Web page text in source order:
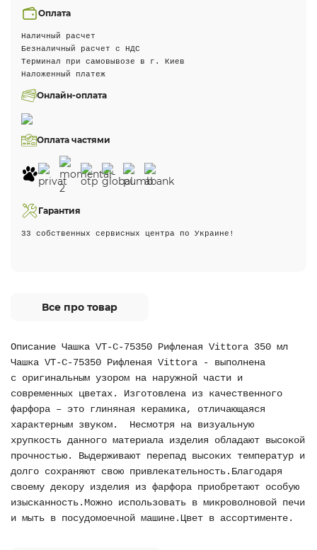
Оплата
Наличный расчет
Безналичный расчет с НДС
Терминал при самовывозе в г. Киев
Наложенный платеж
Онлайн-оплата
Оплата частями
Гарантия
33 собственных сервисных центра по Украине!
Все про товар
Описание Чашка VT-C-75350 Рифленая Vittora 350 мл
Чашка VT-C-75350 Рифленая Vittora - выполнена
с оригинальным узором на наружной части и
современных цветах. Изготовлена из качественного
фарфора – это глиняная керамика, отличающаяся
характерным звуком. Несмотря на визуальную
хрупкость данного материала изделия обладают высокой
прочностью. Выдерживают перепад высоких температур и
долго сохраняют свою привлекательность.Благодаря
своему декору изделия из фарфора приобретают особую
изысканность.Можно использовать в микроволновой печи
и мыть в посудомоечной машине.Цвет в ассортименте.